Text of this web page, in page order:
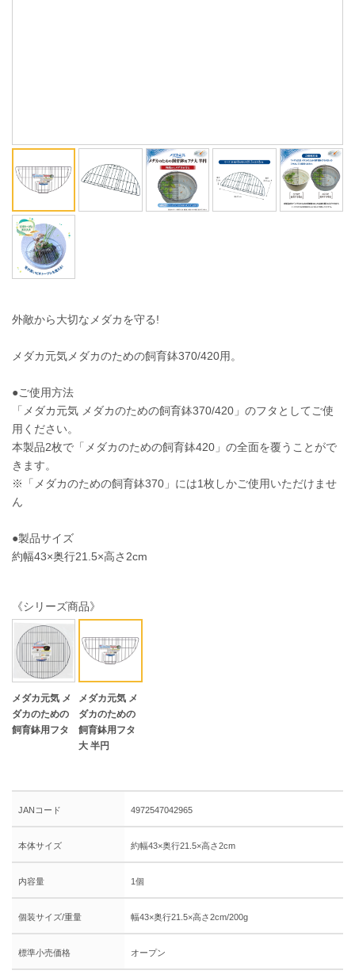
ENGLISH 中文
外敵から大切なメダカを守る!
メダカ元気メダカのための飼育鉢370/420用。
●ご使用方法
「メダカ元気 メダカのための飼育鉢370/420」のフタとしてご使
用ください。
本製品2枚で「メダカのための飼育鉢420」の全面を覆うことがで
きます。
※「メダカのための飼育鉢370」には1枚しかご使用いただけませ
ん
●製品サイズ
約幅43×奥行21.5×高さ2cm
《シリーズ商品》
メダカ元気 メ
ダカのための
飼育鉢用フタ
メダカ元気 メ
ダカのための
飼育鉢用フタ
大 半円
JANコード 4972547042965
本体サイズ 約幅43×奥行21.5×高さ2cm
内容量 1個
個装サイズ/重量 幅43×奥行21.5×高さ2cm/200g
標準小売価格 オープン